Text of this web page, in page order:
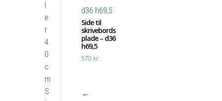
Side til
skrivebords
plade – d36
h69,5
570 kr.
←
l
e
r
4
0
c
m
S